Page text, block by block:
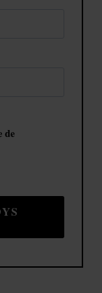
de